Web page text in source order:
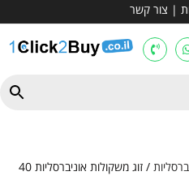
| צור קשר
/ זוג משקולות אוניברסליות 40